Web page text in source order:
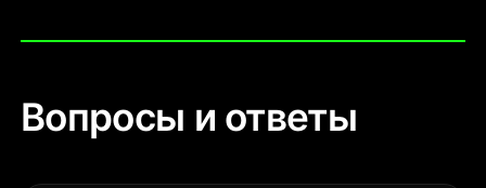
Вопросы и ответы